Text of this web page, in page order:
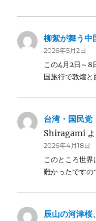
柳絮が舞う中
2026年5月2日
この4月2日～8
国旅行で敦煌
台湾・国民党
Shiragami
2026年4月18日
このところ世界
難かったです
辰山の河津桜